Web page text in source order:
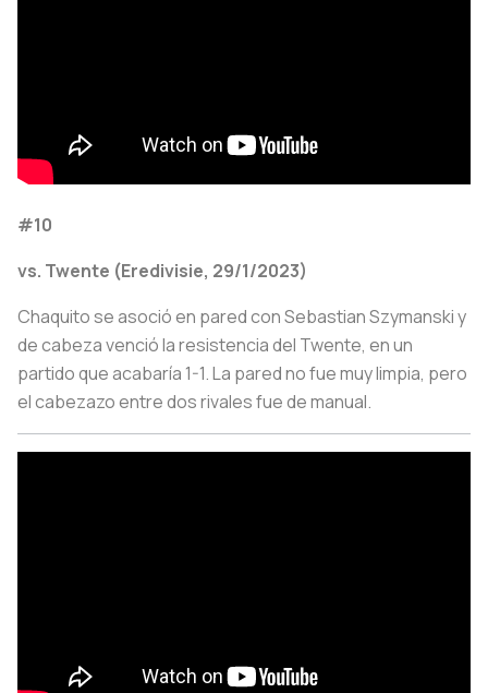
#10
vs. Twente (Eredivisie, 29/1/2023)
Chaquito se asoció en pared con Sebastian Szymanski y
de cabeza venció la resistencia del Twente, en un
partido que acabaría 1-1. La pared no fue muy limpia, pero
el cabezazo entre dos rivales fue de manual.